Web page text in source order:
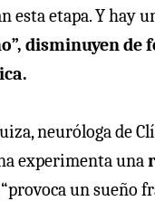
esta etapa. Y hay
disminuyen
neuróloga de
experimenta una
“provoca un